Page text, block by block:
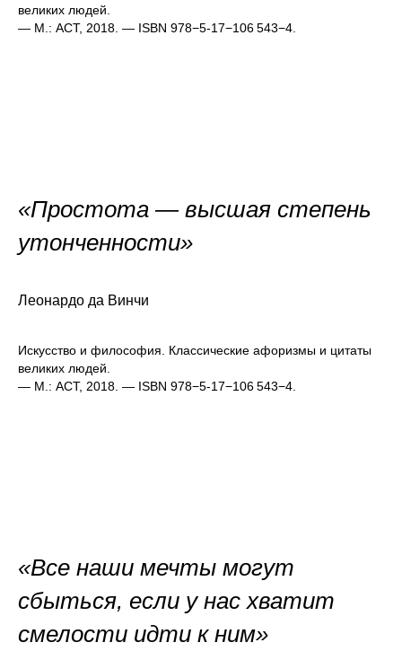
великих людей.
— М.: АСТ, 2018. — ISBN 978−5-17−106 543−4.
«Простота — высшая степень
утонченности»
Леонардо да Винчи
Искусство и философия. Классические афоризмы и цитаты
великих людей.
— М.: АСТ, 2018. — ISBN 978−5-17−106 543−4.
«Все наши мечты могут
сбыться, если у нас хватит
смелости идти к ним»